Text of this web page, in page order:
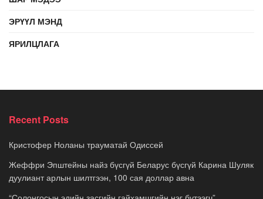
ЭРҮҮЛ МЭНД
ЯРИЛЦЛАГА
Recent Posts
Кристофер Ноланы трауматай Одиссей
Жеффри Эпштейны найз бүсгүй Беларус бүсгүй Карина Шуляк
дуулиант арлын шилтгээн, 100 сая доллар авна